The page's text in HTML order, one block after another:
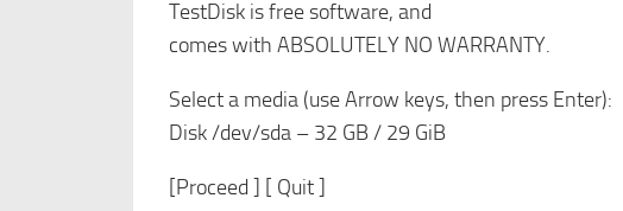
TestDisk is free software, and
comes with ABSOLUTELY NO WARRANTY.
Select a media (use Arrow keys, then press Enter):
Disk /dev/sda – 32 GB / 29 GiB
[Proceed ] [ Quit ]